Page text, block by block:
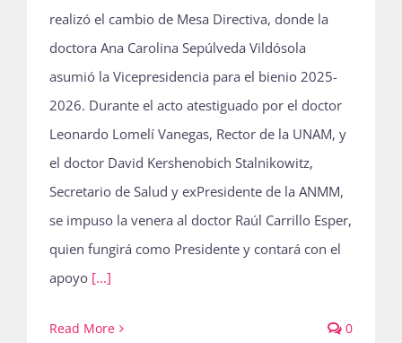
realizó el cambio de Mesa Directiva, donde la
doctora Ana Carolina Sepúlveda Vildósola
asumió la Vicepresidencia para el bienio 2025-
2026. Durante el acto atestiguado por el doctor
Leonardo Lomelí Vanegas, Rector de la UNAM, y
el doctor David Kershenobich Stalnikowitz,
Secretario de Salud y exPresidente de la ANMM,
se impuso la venera al doctor Raúl Carrillo Esper,
quien fungirá como Presidente y contará con el
apoyo [...]
Read More 0